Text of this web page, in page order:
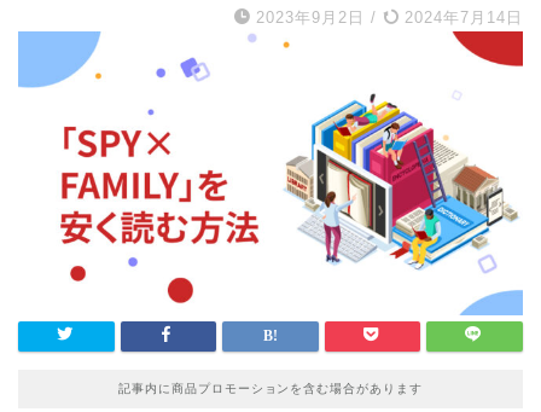
2023年9月2日 / 2024年7月14日
記事内に商品プロモーションを含む場合があります